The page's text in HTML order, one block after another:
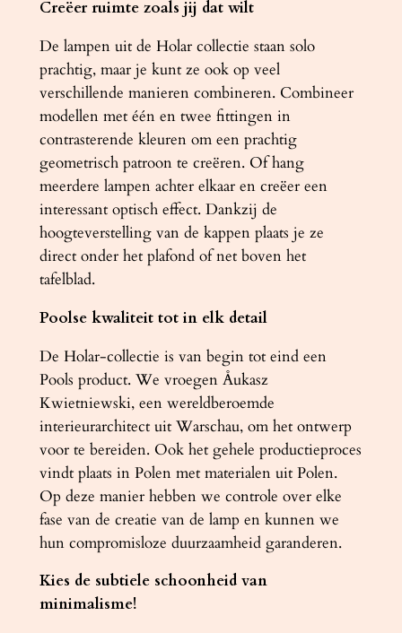
Creëer ruimte zoals jij dat wilt
De lampen uit de Holar collectie staan ​​solo
prachtig, maar je kunt ze ook op veel
verschillende manieren combineren. Combineer
modellen met één en twee fittingen in
contrasterende kleuren om een ​​prachtig
geometrisch patroon te creëren. Of hang
meerdere lampen achter elkaar en creëer een
interessant optisch effect. Dankzij de
hoogteverstelling van de kappen plaats je ze
direct onder het plafond of net boven het
tafelblad.
Poolse kwaliteit tot in elk detail
De Holar-collectie is van begin tot eind een
Pools product. We vroegen Åukasz
Kwietniewski, een wereldberoemde
interieurarchitect uit Warschau, om het ontwerp
voor te bereiden. Ook het gehele productieproces
vindt plaats in Polen met materialen uit Polen.
Op deze manier hebben we controle over elke
fase van de creatie van de lamp en kunnen we
hun compromisloze duurzaamheid garanderen.
Kies de subtiele schoonheid van
minimalisme!